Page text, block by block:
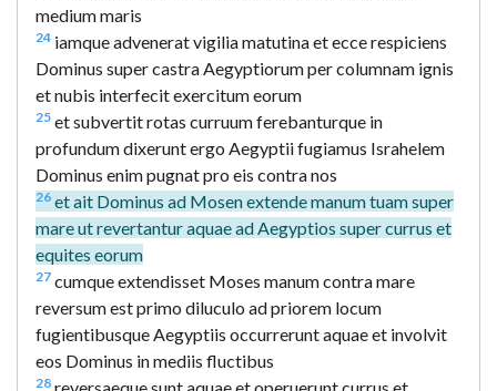
medium maris
24 iamque advenerat vigilia matutina et ecce respiciens
Dominus super castra Aegyptiorum per columnam ignis
et nubis interfecit exercitum eorum
25 et subvertit rotas curruum ferebanturque in
profundum dixerunt ergo Aegyptii fugiamus Israhelem
Dominus enim pugnat pro eis contra nos
26 et ait Dominus ad Mosen extende manum tuam super
mare ut revertantur aquae ad Aegyptios super currus et
equites eorum
27 cumque extendisset Moses manum contra mare
reversum est primo diluculo ad priorem locum
fugientibusque Aegyptiis occurrerunt aquae et involvit
eos Dominus in mediis fluctibus
28 reversaeque sunt aquae et operuerunt currus et